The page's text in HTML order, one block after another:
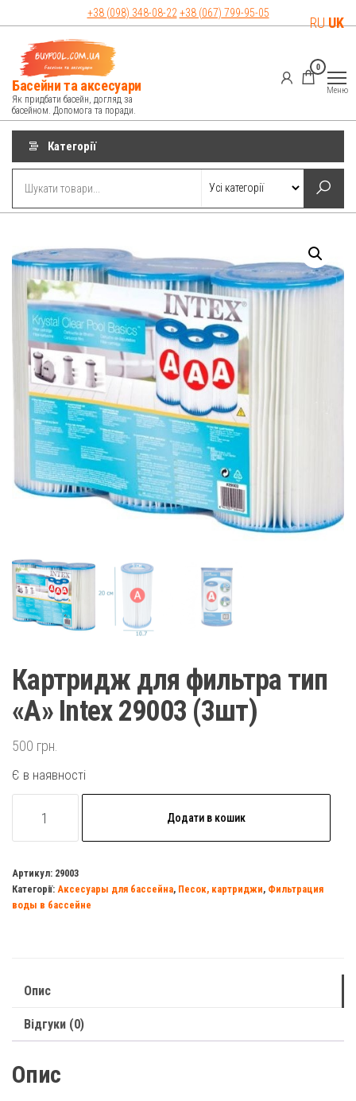
контенту
+38 (098) 348-08-22 +38 (067) 799-95-05
Басейни та аксесуари
Як придбати басейн, догляд за
басейном. Допомога та поради.
0
Меню
Категорії
Картридж для фильтра тип
«A» Intex 29003 (3шт)
500 грн.
Є в наявності
тип
«A»
Intex
кількість
Додати в кошик
Артикул: 29003
Категорії: Аксесуары для бассейна, Песок, картриджи, Фильтрация
воды в бассейне
Опис
Відгуки (0)
Опис
RUUK